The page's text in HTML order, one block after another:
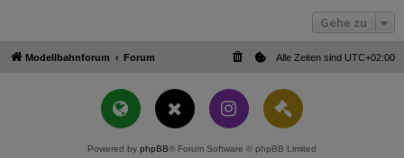
Gehe zu
Modellbahnforum Forum Alle Zeiten sind UTC+02:00
Powered by phpBB® Forum Software © phpBB Limited